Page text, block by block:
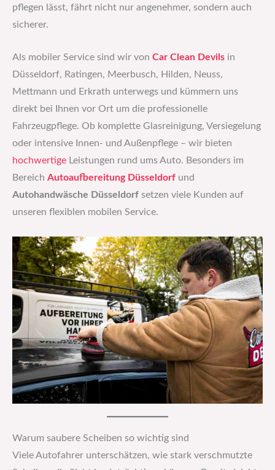
pflegen lässt, fährt nicht nur angenehmer, sondern auch
sicherer.
Als mobiler Service sind wir von Car Clean Devils in
Düsseldorf, Ratingen, Meerbusch, Hilden, Neuss,
Mettmann und Erkrath unterwegs und kümmern uns
direkt bei Ihnen vor Ort um die professionelle
Fahrzeugpflege. Ob komplette Glasreinigung, Versiegelung
oder intensive Innen- und Außenpflege – wir bieten
hochwertige Leistungen rund ums Auto. Besonders im
Bereich Autoaufbereitung Düsseldorf und
Autohandwäsche Düsseldorf setzen viele Kunden auf
unseren flexiblen mobilen Service.
Warum saubere Scheiben so wichtig sind
Viele Autofahrer unterschätzen, wie stark verschmutzte